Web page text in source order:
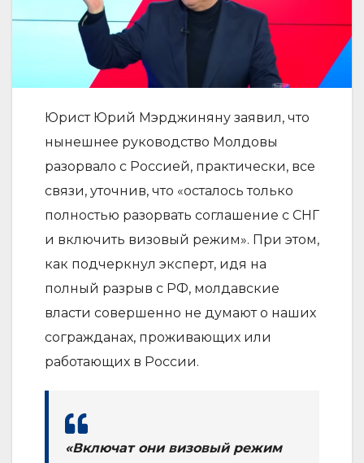
Юрист Юрий Мэрджиняну заявил, что
нынешнее руководство Молдовы
разорвало с Россией, практически, все
связи, уточнив, что «осталось только
полностью разорвать соглашение с СНГ
и включить визовый режим». При этом,
как подчеркнул эксперт, идя на
полный разрыв с РФ, молдавские
власти совершенно не думают о наших
согражданах, проживающих или
работающих в России.
«Включат они визовый режим